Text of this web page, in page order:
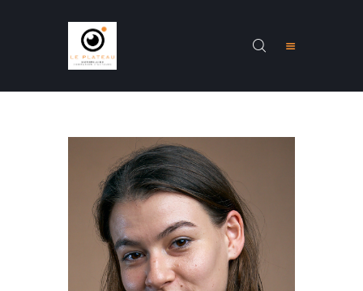
PRÉSENTATION
STAGES
FORMATIONS
RENARDS
CONTACTS